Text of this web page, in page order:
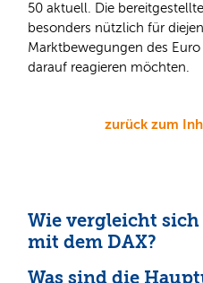
50 aktuell. Die
besonders nützlich für
Marktbewegungen des
darauf reagieren möchten.
zurück zum
Wie vergleicht
mit dem DAX?
Was sind die